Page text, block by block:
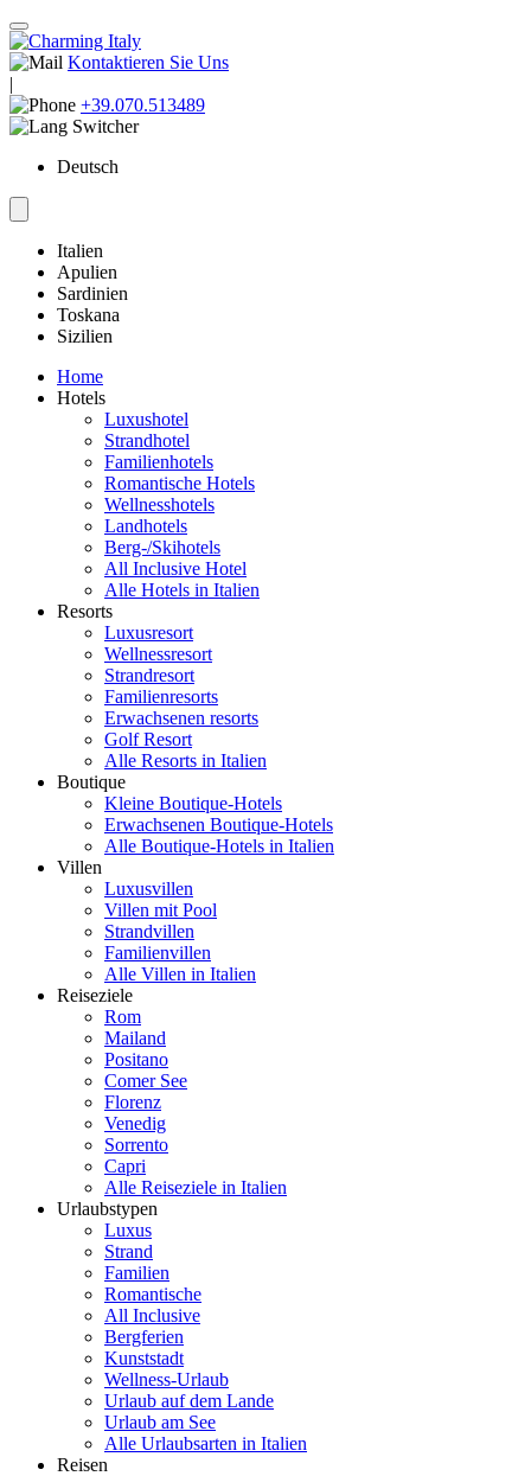
Kontaktieren Sie Uns
|
+39.070.513489
Deutsch
Italien
Apulien
Sardinien
Toskana
Sizilien
Home
Hotels
Luxushotel
Strandhotel
Familienhotels
Romantische Hotels
Wellnesshotels
Landhotels
Berg-/Skihotels
All Inclusive Hotel
Alle Hotels in Italien
Resorts
Luxusresort
Wellnessresort
Strandresort
Familienresorts
Erwachsenen resorts
Golf Resort
Alle Resorts in Italien
Boutique
Kleine Boutique-Hotels
Erwachsenen Boutique-Hotels
Alle Boutique-Hotels in Italien
Villen
Luxusvillen
Villen mit Pool
Strandvillen
Familienvillen
Alle Villen in Italien
Reiseziele
Rom
Mailand
Positano
Comer See
Florenz
Venedig
Sorrento
Capri
Alle Reiseziele in Italien
Urlaubstypen
Luxus
Strand
Familien
Romantische
All Inclusive
Bergferien
Kunststadt
Wellness-Urlaub
Urlaub auf dem Lande
Urlaub am See
Alle Urlaubsarten in Italien
Reisen